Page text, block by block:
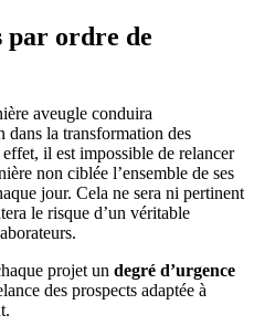
par ordre de
aveugle conduira
dans la transformation des
il est impossible de relancer
non ciblée l’ensemble de ses
jour. Cela ne sera ni pertinent
le risque d’un véritable
projet un degré d’urgence
des prospects adaptée à